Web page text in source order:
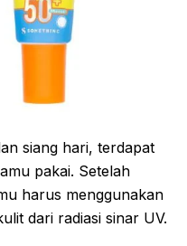
siang hari, terdapat
pakai. Setelah
harus menggunakan
dari radiasi sinar UV.